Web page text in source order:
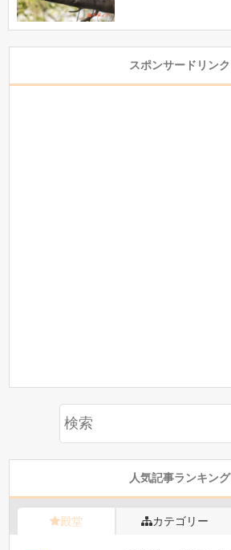
スポンサードリンク
人気記事ランキング
殿堂 カテゴリー